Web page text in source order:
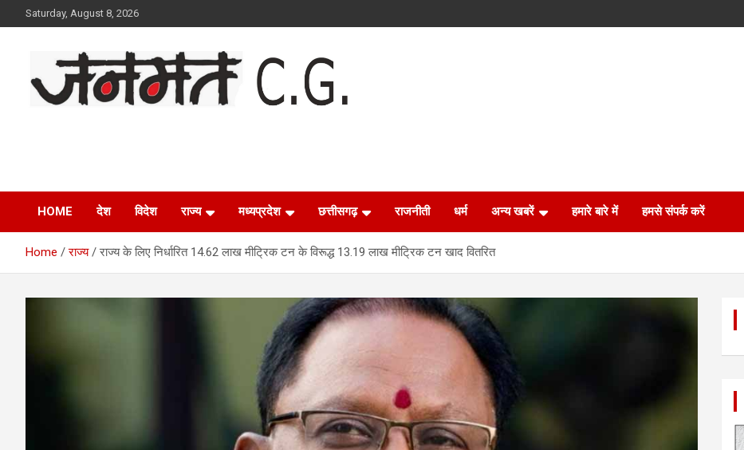
to
Saturday, August 8, 2026
HOME देश विदेश राज्य मध्यप्रदेश छत्तीसगढ़ राजनीती धर्म अन्य खबरें हमारे बारे में हमसे संपर्क करें
Home राज्य राज्य के लिए निर्धारित 14.62 लाख मीट्रिक टन के विरूद्ध 13.19 लाख मीट्रिक टन खाद वितरित